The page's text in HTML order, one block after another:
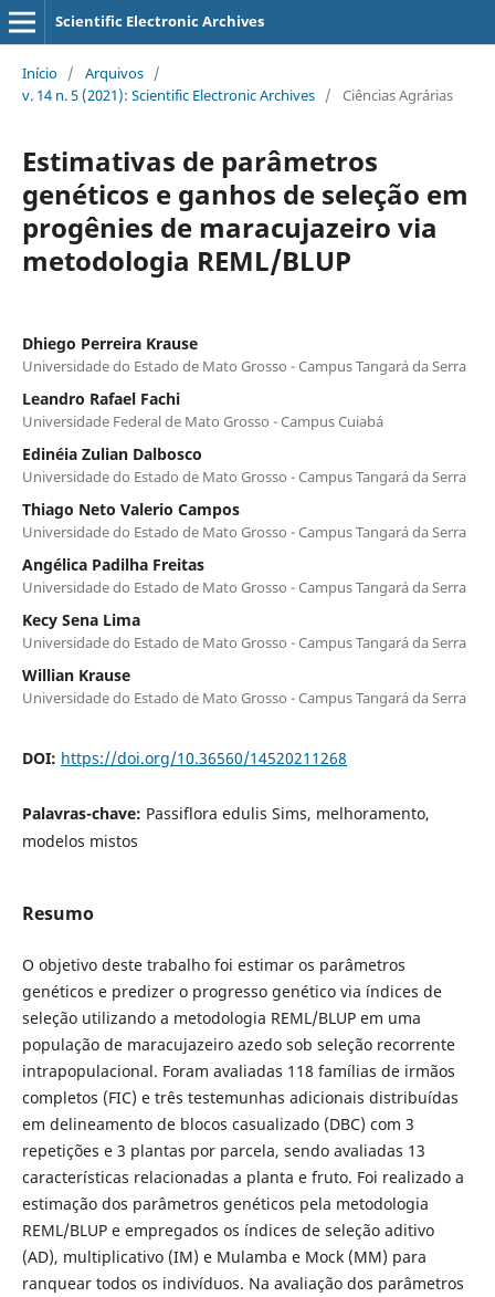
Scientific Electronic Archives
Início / Arquivos /
v. 14 n. 5 (2021): Scientific Electronic Archives / Ciências Agrárias
Estimativas de parâmetros
genéticos e ganhos de seleção em
progênies de maracujazeiro via
metodologia REML/BLUP
Dhiego Perreira Krause
Universidade do Estado de Mato Grosso - Campus Tangará da Serra
Leandro Rafael Fachi
Universidade Federal de Mato Grosso - Campus Cuiabá
Edinéia Zulian Dalbosco
Universidade do Estado de Mato Grosso - Campus Tangará da Serra
Thiago Neto Valerio Campos
Universidade do Estado de Mato Grosso - Campus Tangará da Serra
Angélica Padilha Freitas
Universidade do Estado de Mato Grosso - Campus Tangará da Serra
Kecy Sena Lima
Universidade do Estado de Mato Grosso - Campus Tangará da Serra
Willian Krause
Universidade do Estado de Mato Grosso - Campus Tangará da Serra
DOI: https://doi.org/10.36560/14520211268
Palavras-chave: Passiflora edulis Sims, melhoramento,
modelos mistos
Resumo
O objetivo deste trabalho foi estimar os parâmetros
genéticos e predizer o progresso genético via índices de
seleção utilizando a metodologia REML/BLUP em uma
população de maracujazeiro azedo sob seleção recorrente
intrapopulacional. Foram avaliadas 118 famílias de irmãos
completos (FIC) e três testemunhas adicionais distribuídas
em delineamento de blocos casualizado (DBC) com 3
repetições e 3 plantas por parcela, sendo avaliadas 13
características relacionadas a planta e fruto. Foi realizado a
estimação dos parâmetros genéticos pela metodologia
REML/BLUP e empregados os índices de seleção aditivo
(AD), multiplicativo (IM) e Mulamba e Mock (MM) para
ranquear todos os indivíduos. Na avaliação dos parâmetros